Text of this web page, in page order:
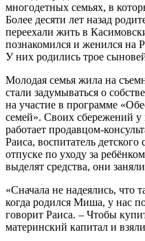
многодетных семьях, в
Более десяти лет назад
переехали жить в
познакомился и женился на
У них родились трое
Молодая семья жила на
стали задумываться о
на участие в программе
семей». Своих сбережений у
работает продавцом-
Раиса, воспитатель
отпуске по уходу за
выделят средства, они
«Сначала не надеялись, что
когда родился Миша, у нас
говорит Раиса. – Чтобы
материнский капитал и